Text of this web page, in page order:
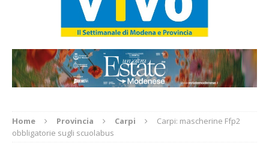
Home Provincia Carpi
Carpi: mascherine Ffp2
obbligatorie sugli scuolabus